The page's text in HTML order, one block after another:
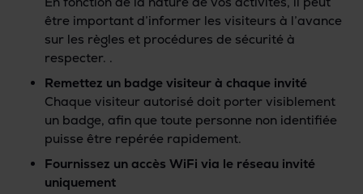
être important d’informer les visiteurs à l’avance
sur les règles et procédures de sécurité à
respecter. .
Remettez un badge visiteur à chaque invité
Chaque visiteur autorisé doit porter visiblement
un badge, afin que toute personne non identifiée
puisse être repérée rapidement.
Fournissez un accès WiFi via le réseau invité
uniquement